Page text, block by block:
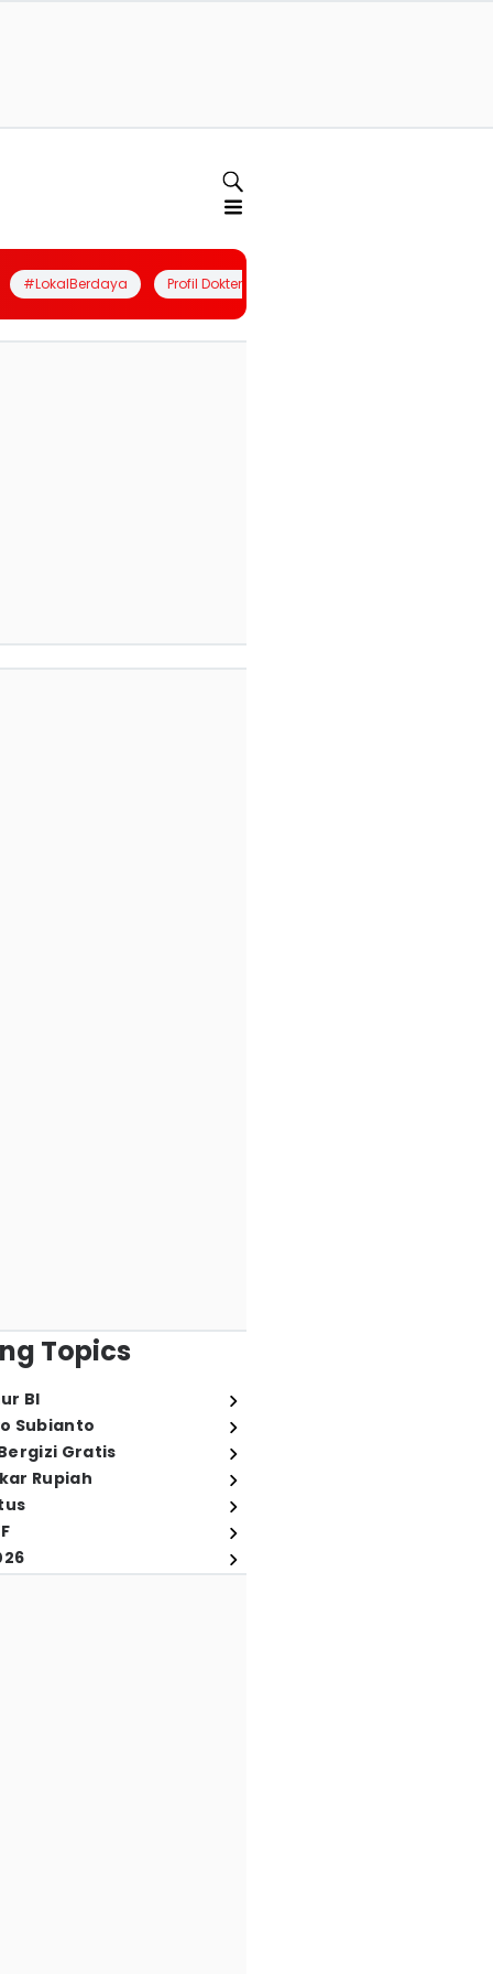
#LokalBerdaya Profil Dokter
Topics
BI
Subianto
Gratis
Rupiah